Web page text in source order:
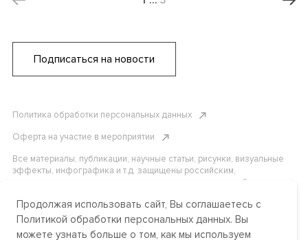
Подписаться на новости
Политика обработки персональных данных
Оферта на участие в мероприятии
Все материалы, публикации, научные статьи, рисунки, визуальные
эффекты, инфографика и т.д. защищены российским,
американским и международным законодательством об авторском
материалов без письменного разрешения АНО «Центр
международных и сравнительно-правовых исследований» или
аффилированных лиц строго запрещено. Пожалуйста, свяжитесь с
Продолжая использовать сайт, Вы соглашаетесь с
Политикой обработки персональных данных. Вы
можете узнать больше о том, как мы используем